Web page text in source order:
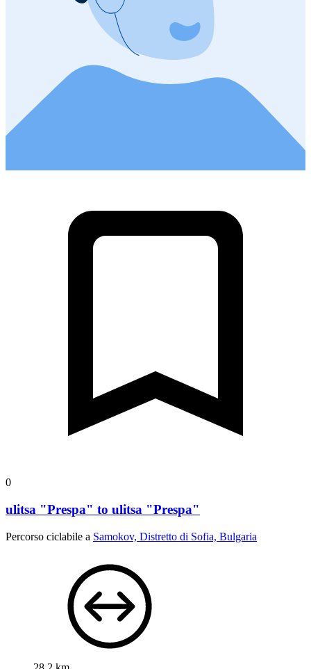
0
ulitsa "Prespa" to ulitsa "Prespa"
Percorso ciclabile a Samokov, Distretto di Sofia, Bulgaria